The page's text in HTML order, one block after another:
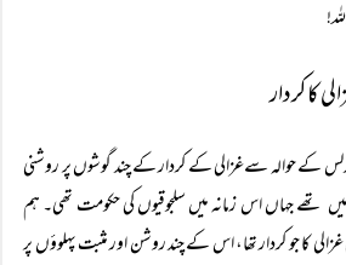
کا کردار
کے حوالہ سےغزالی کے کردار کے چند گوشوں پر روشنی
تھے جہاں اس زمانہ میں سلجوقیوں کی حکومت تھی۔ ہم
کا جو کردار تھا، اس کے چند روشن اور مثبت پہلوؤں پر